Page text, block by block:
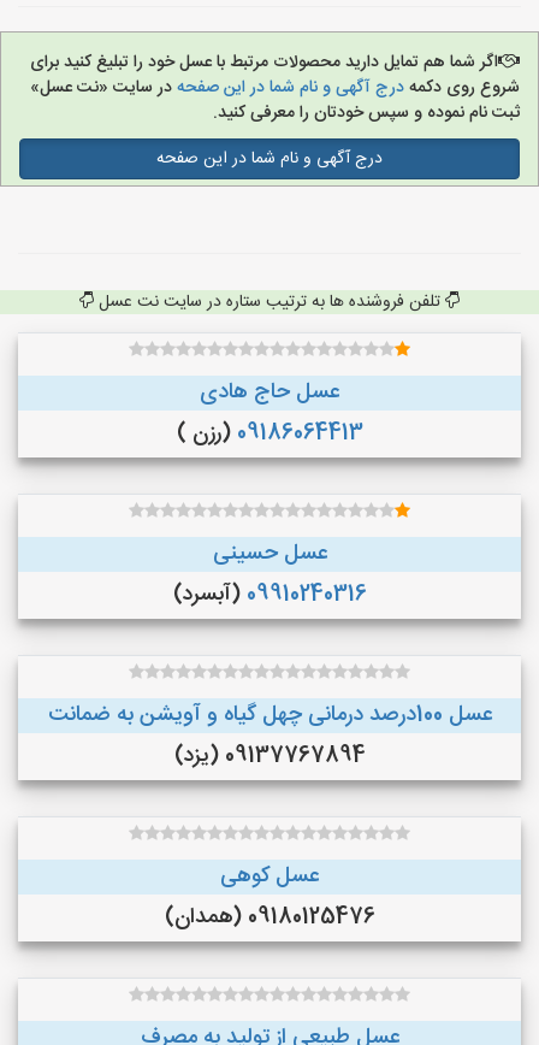
اگر شما هم تمایل دارید محصولات مرتبط با عسل خود را تبلیغ کنید برای
شروع روی دکمهدرج آگهی و نام شما در این صفحهدر سایت «نت عسل»
ثبت نام نموده و سپس خودتان را معرفی کنید.
درج آگهی و نام شما در این صفحه
تلفن فروشنده ها به ترتیب ستاره در سایت نت عسل
عسل حاج هادی
09186064413 (رزن )
عسل حسینی
09910240316 (آبسرد)
عسل 100درصد درمانی چهل گیاه و آویشن به ضمانت
09137767894 (یزد)
عسل کوهی
09180125476 (همدان)
عسل طبیعی از تولید به مصرف